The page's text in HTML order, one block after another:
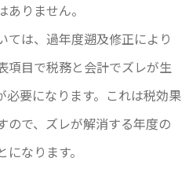
りません。
は、過年度遡及修正により
項目で税務と会計でズレが生
要になります。これは税効果
ので、ズレが解消する年度の
なります。